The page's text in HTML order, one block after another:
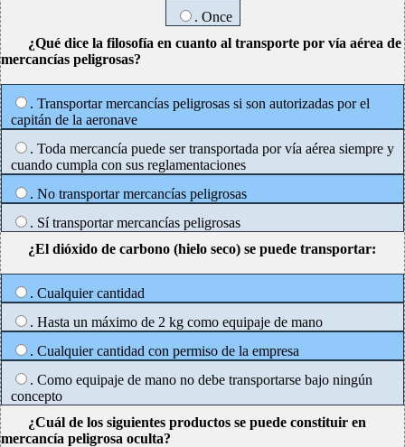
. Once
¿Qué dice la filosofía en cuanto al transporte por vía aérea de
mercancías peligrosas?
. Transportar mercancías peligrosas si son autorizadas por el
capitán de la aeronave
. Toda mercancía puede ser transportada por vía aérea siempre y
cuando cumpla con sus reglamentaciones
. No transportar mercancías peligrosas
. Sí transportar mercancías peligrosas
¿El dióxido de carbono (hielo seco) se puede transportar:
. Cualquier cantidad
. Hasta un máximo de 2 kg como equipaje de mano
. Cualquier cantidad con permiso de la empresa
. Como equipaje de mano no debe transportarse bajo ningún
concepto
¿Cuál de los siguientes productos se puede constituir en
mercancía peligrosa oculta?